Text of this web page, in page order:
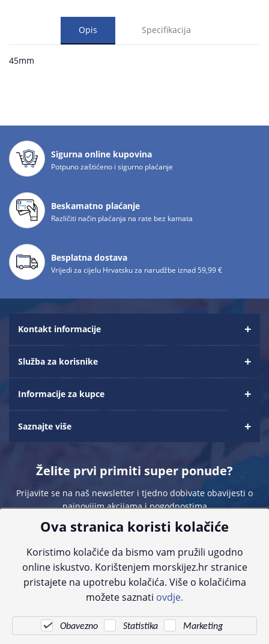
Opis Specifikacija
45mm
Sigurna online kupovina
Potpuno zaštićeno i sigurno plaćanje
Beskamatno plaćanje
Različiti način plaćanja na rate bez kamata
Besplatna dostava
Vrijedi za cijelu Hrvatsku za narudžbe iznad 59,99 €
Kontakt informacije
Služba za korisnike
Informacije za kupce
Saznajte više
Želite prvi primiti super ponude?
Prijavite se na naš newsletter i tjedno dobivate obavijesti o
najnovijim akcijama i pogodnostima
Sve navedene cijene sadrže PDV. Pokušavamo osigurati što preciznije
informacije, ali zbog tehnoloških ograničenja ne možemo garantirati potpunu
kontaktirajte nas putem telefona:+385 23 231 761ili e-maila:info@morskijez.hr
Ova stranica koristi kolačiće
Koristimo kolačiće da bismo vam pružili ugodno
online iskustvo. Korištenjem morskijez.hr stranice
pristajete na upotrebu kolačića. Više o kolačićima
možete saznati ovdje.
Obavezno Statistika Marketing